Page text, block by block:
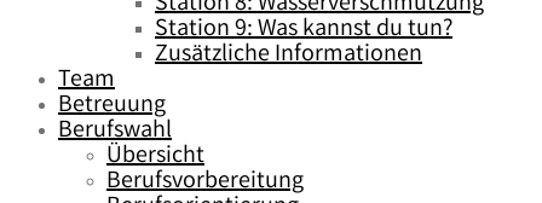
Station 9: Was kannst du tun?
Zusätzliche Informationen
Team
Betreuung
Berufswahl
Übersicht
Berufsvorbereitung